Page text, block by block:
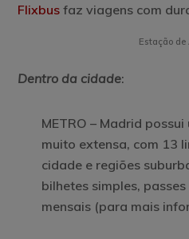
Flixbusfaz viagens com
Estação de
Dentro da cidade:
METRO – Madrid
muito extensa, com 13
cidade e regiões
bilhetes simples,
mensais (para mais